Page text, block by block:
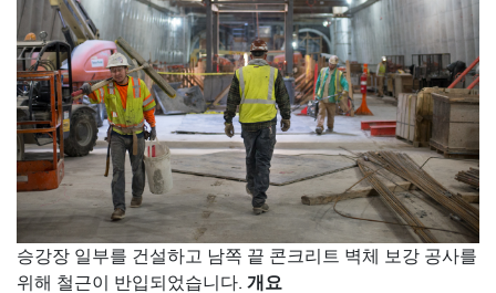
승강장 일부를 건설하고 남쪽 끝 콘크리트 벽체 보강 공사를
위해 철근이 반입되었습니다. 개요